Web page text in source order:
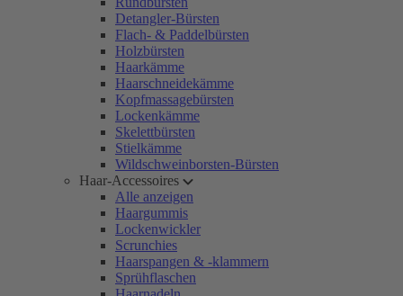
Detangler-Bürsten
Flach- & Paddelbürsten
Holzbürsten
Haarkämme
Haarschneidekämme
Kopfmassagebürsten
Lockenkämme
Skelettbürsten
Stielkämme
Wildschweinborsten-Bürsten
Haar-Accessoires
Alle anzeigen
Haargummis
Lockenwickler
Scrunchies
Haarspangen & -klammern
Sprühflaschen